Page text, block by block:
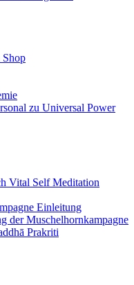
Shop
zu Universal Power
Vital Self Meditation
Einleitung
der Muschelhornkampagne
Prakriti